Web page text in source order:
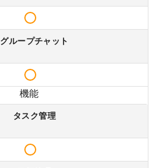
グループチャット
機能
タスク管理